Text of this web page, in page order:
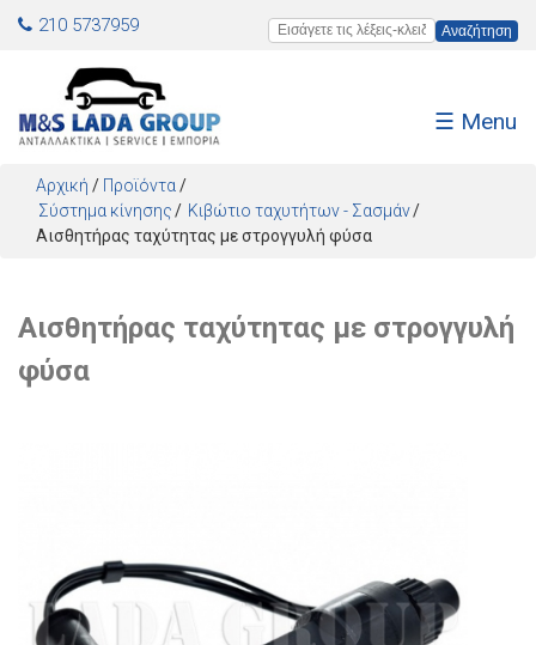
Jump to navigation
210 5737959 Εισάγετε τις λέξεις-κλειδιά
☰ Menu
Αρχική / Προϊόντα /
Σύστημα κίνησης
Κιβώτιο ταχυτήτων - Σασμάν
Αισθητήρας ταχύτητας με στρογγυλή φύσα
Αισθητήρας ταχύτητας με στρογγυλή
φύσα